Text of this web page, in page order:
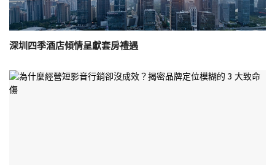
深圳四季酒店傾情呈獻套房禮遇